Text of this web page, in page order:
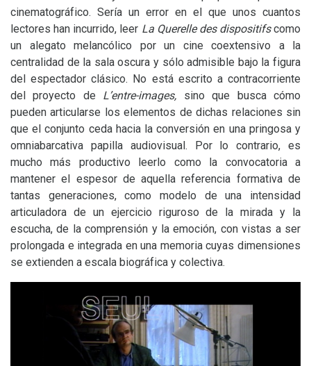
cinematográfico. Sería un error en el que unos cuantos
lectores han incurrido, leer La Querelle des dispositifscomo
un alegato melancólico por un cine coextensivo a la
centralidad de la sala oscura y sólo admisible bajo la figura
del espectador clásico. No está escrito a contracorriente
del proyecto de L’entre-images, sino que busca cómo
pueden articularse los elementos de dichas relaciones sin
que el conjunto ceda hacia la conversión en una pringosa y
omniabarcativa papilla audiovisual. Por lo contrario, es
mucho más productivo leerlo como la convocatoria a
mantener el espesor de aquella referencia formativa de
tantas generaciones, como modelo de una intensidad
articuladora de un ejercicio riguroso de la mirada y la
escucha, de la comprensión y la emoción, con vistas a ser
prolongada e integrada en una memoria cuyas dimensiones
se extienden a escala biográfica y colectiva.